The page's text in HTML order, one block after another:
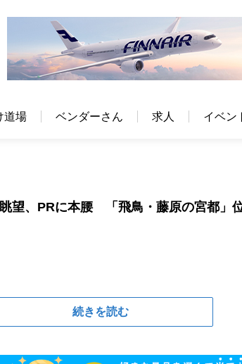
道場 ベンダーさん 求人 イベン
望、PRに本腰 「飛鳥・藤原の宮都」
続きを読む